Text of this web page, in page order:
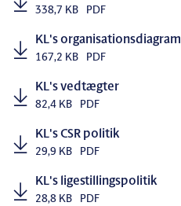
338,7 KB PDF
KL's organisationsdiagram
167,2 KB PDF
KL's vedtægter
82,4 KB PDF
KL's CSR politik
29,9 KB PDF
KL's ligestillingspolitik
28,8 KB PDF